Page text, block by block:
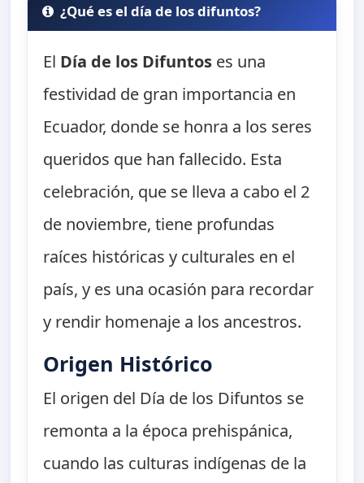
¿Qué es el día de los difuntos?
El Día de los Difuntos es una
festividad de gran importancia en
Ecuador, donde se honra a los seres
queridos que han fallecido. Esta
celebración, que se lleva a cabo el 2
de noviembre, tiene profundas
raíces históricas y culturales en el
país, y es una ocasión para recordar
y rendir homenaje a los ancestros.
Origen Histórico
El origen del Día de los Difuntos se
remonta a la época prehispánica,
cuando las culturas indígenas de la